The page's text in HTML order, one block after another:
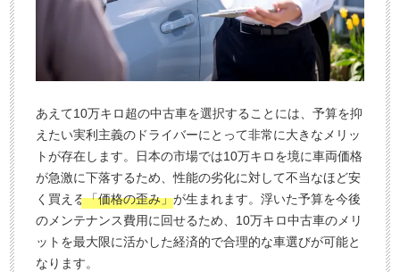
あえて10万キロ超の中古車を選択することには、予算を抑
えたい実利主義のドライバーにとって非常に大きなメリッ
トが存在します。日本の市場では10万キロを境に車両価格
が急激に下落するため、性能の劣化に対して不当なほど安
く買える「価格の歪み」が生まれます。浮いた予算を今後
のメンテナンス費用に回せるため、10万キロ中古車のメリ
ットを最大限に活かした経済的で合理的な車選びが可能と
なります。